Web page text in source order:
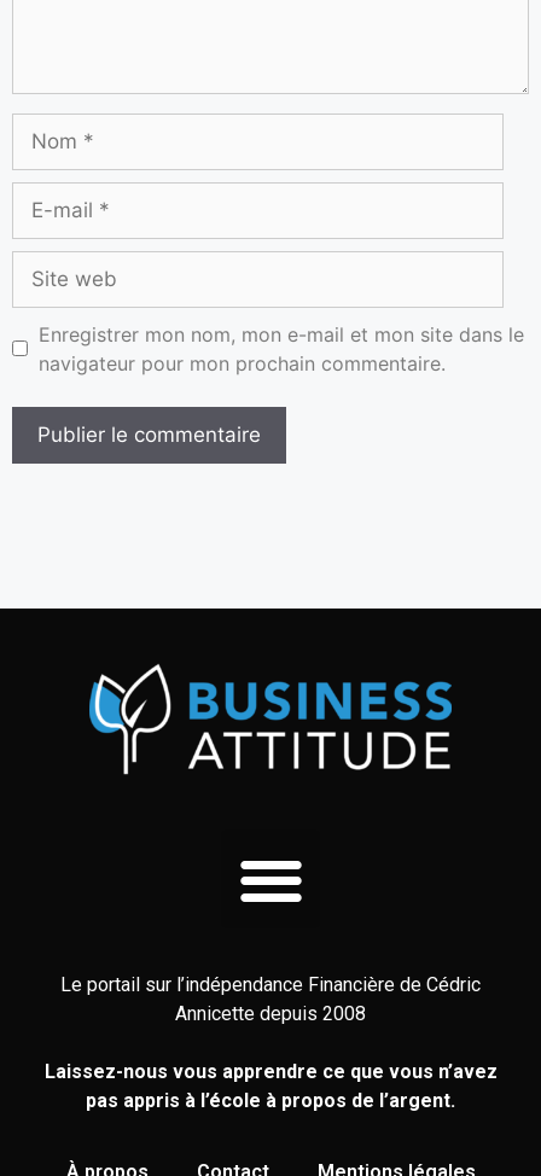
Enregistrer mon nom, mon e-mail et mon site dans le
navigateur pour mon prochain commentaire.
Le portail sur l’indépendance Financière de Cédric
Annicette depuis 2008
Laissez-nous vous apprendre ce que vous n’avez
pas appris à l’école à propos de l’argent.